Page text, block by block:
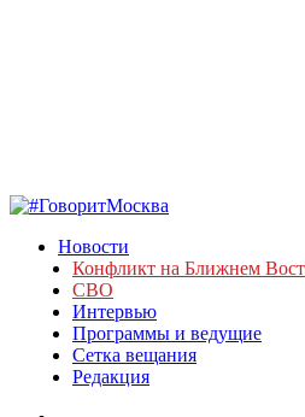
Новости
Конфликт на Ближнем
СВО
Интервью
Программы и ведущие
Сетка вещания
Редакция